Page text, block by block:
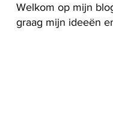
Welkom op mijn
graag mijn ideeën